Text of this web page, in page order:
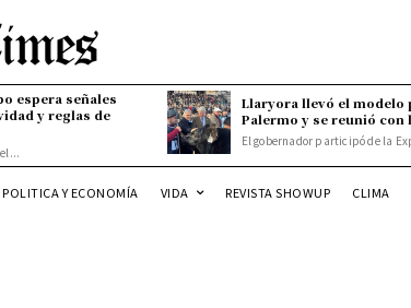
espera señales
y reglas de
Llaryora llevó el
Palermo y se reunió con
El gobernador participó de la
POLITICA Y ECONOMÍA VIDA REVISTA SHOWUP CLIMA